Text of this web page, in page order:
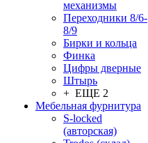
механизмы
Переходники 8/6-
8/9
Бирки и кольца
Финка
Цифры дверные
Штырь
+ ЕЩЕ 2
Мебельная фурнитура
S-locked
(авторская)